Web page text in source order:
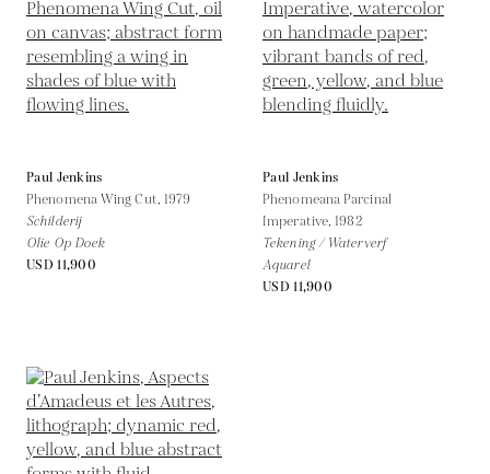
Paul Jenkins
Phenomena Wing Cut, 1979
Schilderij
Olie Op Doek
USD 11,900
Paul Jenkins
Phenomeana Parcinal
Imperative,1982
Tekening / Waterverf
Aquarel
USD 11,900